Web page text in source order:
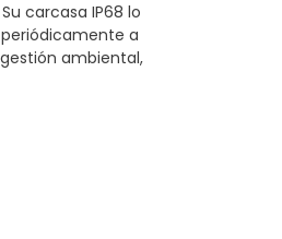
carcasa IP68 lo
a
ambiental,